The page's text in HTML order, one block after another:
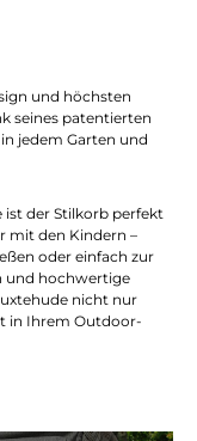
und höchsten
seines patentierten
jedem Garten und
ist der Stilkorb perfekt
mit den Kindern –
oder einfach zur
und hochwertige
nicht nur
in Ihrem Outdoor-